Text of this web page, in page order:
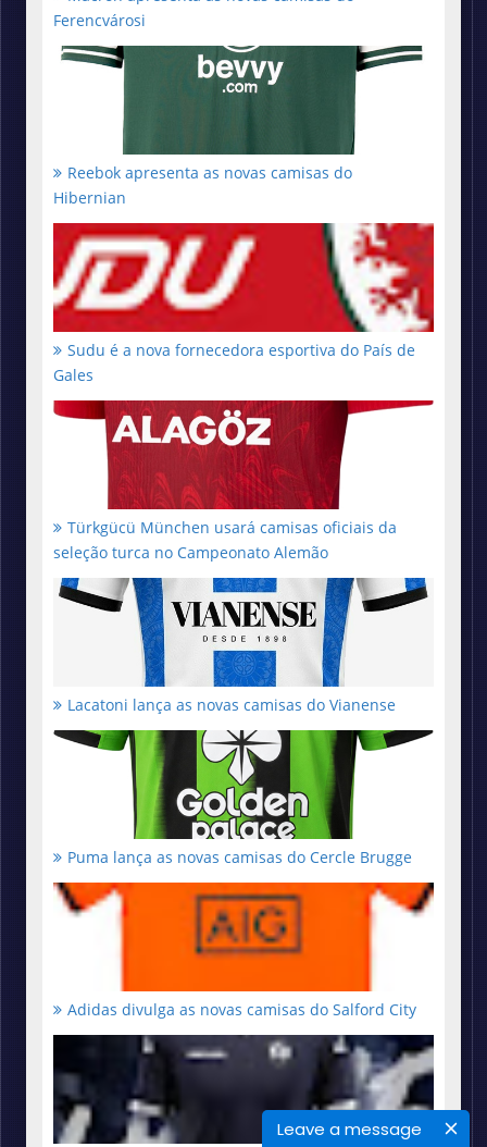
Leave a message
Ferencvárosi
Reebok apresenta as novas camisas do
Hibernian
Sudu é a nova fornecedora esportiva do País de
Gales
Türkgücü München usará camisas oficiais da
seleção turca no Campeonato Alemão
Lacatoni lança as novas camisas do Vianense
Puma lança as novas camisas do Cercle Brugge
Adidas divulga as novas camisas do Salford City